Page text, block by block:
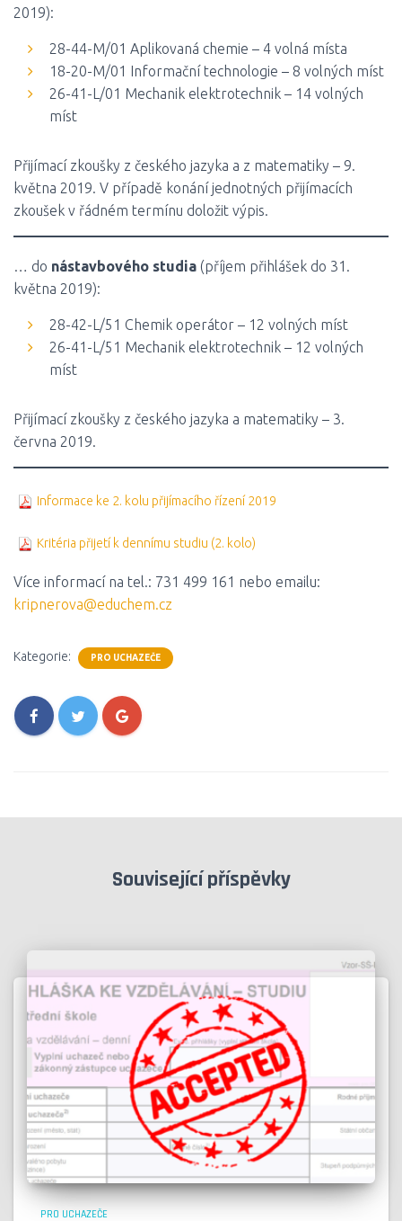
2019):
28-44-M/01 Aplikovaná chemie – 4 volná místa
18-20-M/01 Informační technologie – 8 volných míst
26-41-L/01 Mechanik elektrotechnik – 14 volných
míst
Přijímací zkoušky z českého jazyka a z matematiky – 9.
května 2019. V případě konání jednotných přijímacích
zkoušek v řádném termínu doložit výpis.
… do nástavbového studia (příjem přihlášek do 31.
května 2019):
28-42-L/51 Chemik operátor – 12 volných míst
26-41-L/51 Mechanik elektrotechnik – 12 volných
míst
Přijímací zkoušky z českého jazyka a matematiky – 3.
června 2019.
Informace ke 2. kolu přijímacího řízení 2019
Kritéria přijetí k dennímu studiu (2. kolo)
Více informací na tel.: 731 499 161 nebo emailu:
kripnerova@educhem.cz
Kategorie: PRO UCHAZEČE
Související příspěvky
PRO UCHAZEČE